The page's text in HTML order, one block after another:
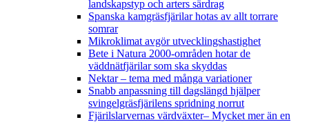
landskapstyp och arters särdrag
Spanska kamgräsfjärilar hotas av allt torrare
somrar
Mikroklimat avgör utvecklingshastighet
Bete i Natura 2000-områden hotar de
väddnätfjärilar som ska skyddas
Nektar – tema med många variationer
Snabb anpassning till dagslängd hjälper
svingelgräsfjärilens spridning norrut
Fjärilslarvernas värdväxter– Mycket mer än en